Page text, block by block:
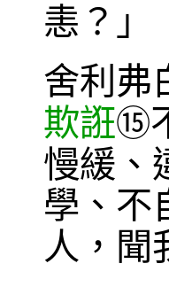
恚？」
舍利弗
欺誑⑮
慢緩、
學、不
人，聞